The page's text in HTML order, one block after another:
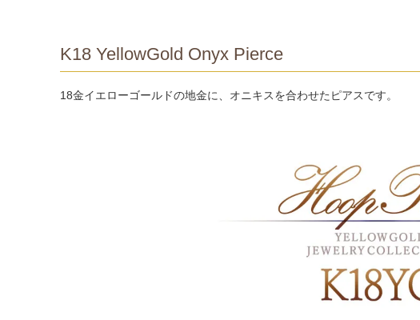
K18 YellowGold Onyx Pierce
18金イエローゴールドの地金に、オニキスを合わせたピアスです。